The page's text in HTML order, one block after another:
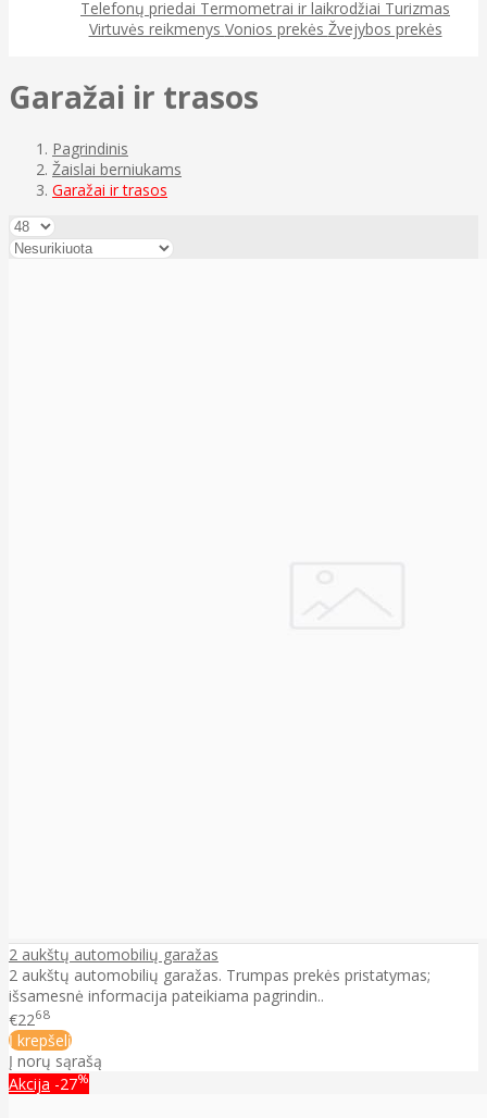
Telefonų priedai Termometrai ir laikrodžiai Turizmas
Virtuvės reikmenys Vonios prekės Žvejybos prekės
Garažai ir trasos
Pagrindinis
Žaislai berniukams
Garažai ir trasos
2 aukštų automobilių garažas
2 aukštų automobilių garažas. Trumpas prekės pristatymas;
išsamesnė informacija pateikiama pagrindin..
€2268
Į krepšelį
Į norų sąrašą
Akcija -27%